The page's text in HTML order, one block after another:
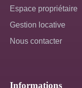
Espace propriétaire
Gestion locative
Nous contacter
Informations